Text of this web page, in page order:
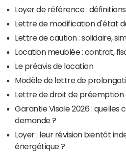
Loyer de référence :
Lettre de modification d'état
Lettre de caution : solidaire,
Location meublée : contrat,
Le préavis de location
Modèle de lettre de
Lettre de droit de préemption
Garantie Visale 2026 : quelles
demande ?
Loyer : leur révision bientôt
énergétique ?